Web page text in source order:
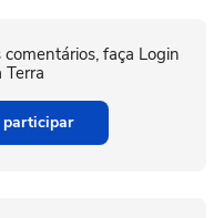
faça Login
Terra
participar